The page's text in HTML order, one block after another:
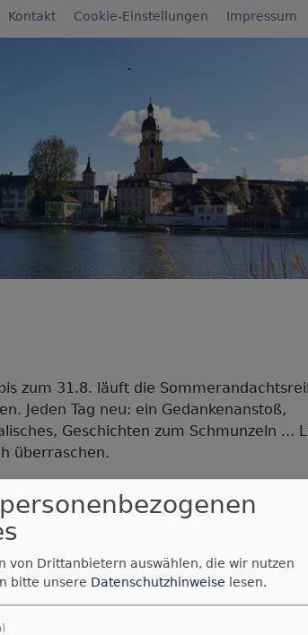
Kontakt Cookie-Einstellungen Impressum
zum 31.8. läuft die
Jeden Tag neu: ein Gedankenanstoß,
Geschichten zum Schmunzeln ...
überraschen.
über die Homepage:
https://
von Drittanbietern auswählen, die wir nutzen
bitte unsere Datenschutzhinweise lesen.